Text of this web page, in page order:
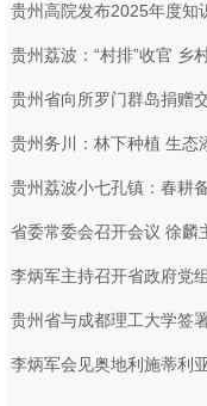
贵州高院发布2025年度知
贵州荔波：“村排”收官 乡
贵州省向所罗门群岛捐赠
贵州务川：林下种植 生态
贵州荔波小七孔镇：春耕
省委常委会召开会议 徐麟
李炳军主持召开省政府党
贵州省与成都理工大学签
李炳军会见奥地利施蒂利